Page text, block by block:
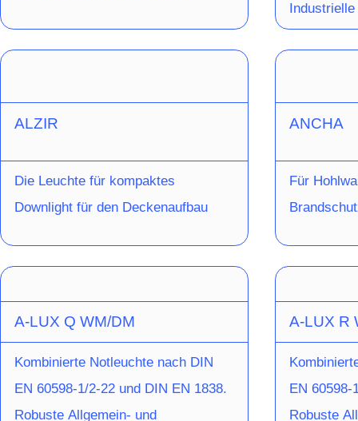
ALZIR
Die Leuchte für kompaktes
Downlight für den Deckenaufbau
ANCHA
Für
A-LUX Q WM/DM
Kombinierte Notleuchte nach DIN
EN 60598-1/2-22 und DIN EN 1838.
Robuste Allgemein- und
A-LUX R
EN 60598-
Robuste